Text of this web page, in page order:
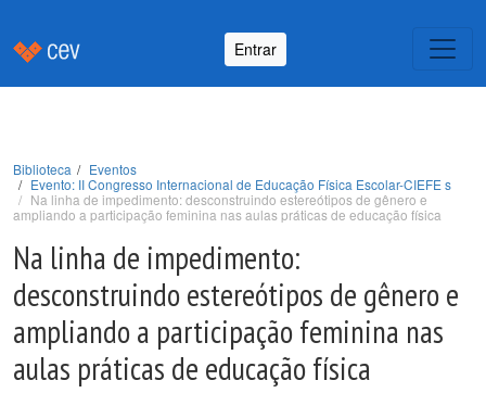
Entrar
Biblioteca
Eventos
Evento: II Congresso Internacional de Educação Física Escolar-CIEFE s
Na linha de impedimento: desconstruindo estereótipos de gênero e
ampliando a participação feminina nas aulas práticas de educação física
Na linha de impedimento:
desconstruindo estereótipos de gênero e
ampliando a participação feminina nas
aulas práticas de educação física